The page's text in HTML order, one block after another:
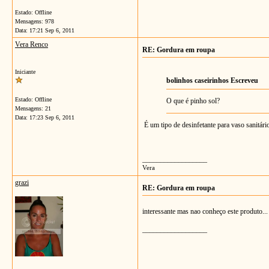
Estado: Offline
Mensagens: 978
Data: 17:21 Sep 6, 2011
Vera Renco
Iniciante
Estado: Offline
Mensagens: 21
Data: 17:23 Sep 6, 2011
RE: Gordura em roupa
bolinhos caseirinhos Escreveu
O que é pinho sol?
É um tipo de desinfetante para vaso
Vera
grazi
RE: Gordura em roupa
interessante mas nao conheço este produto...